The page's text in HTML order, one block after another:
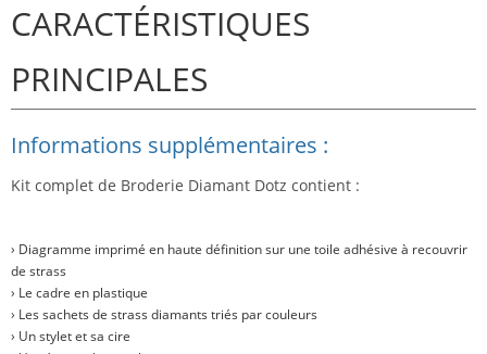
CARACTÉRISTIQUES
PRINCIPALES
Informations supplémentaires :
Kit complet de Broderie Diamant Dotz contient :
› Diagramme imprimé en haute définition sur une toile adhésive à recouvrir
de strass
› Le cadre en plastique
› Les sachets de strass diamants triés par couleurs
› Un stylet et sa cire